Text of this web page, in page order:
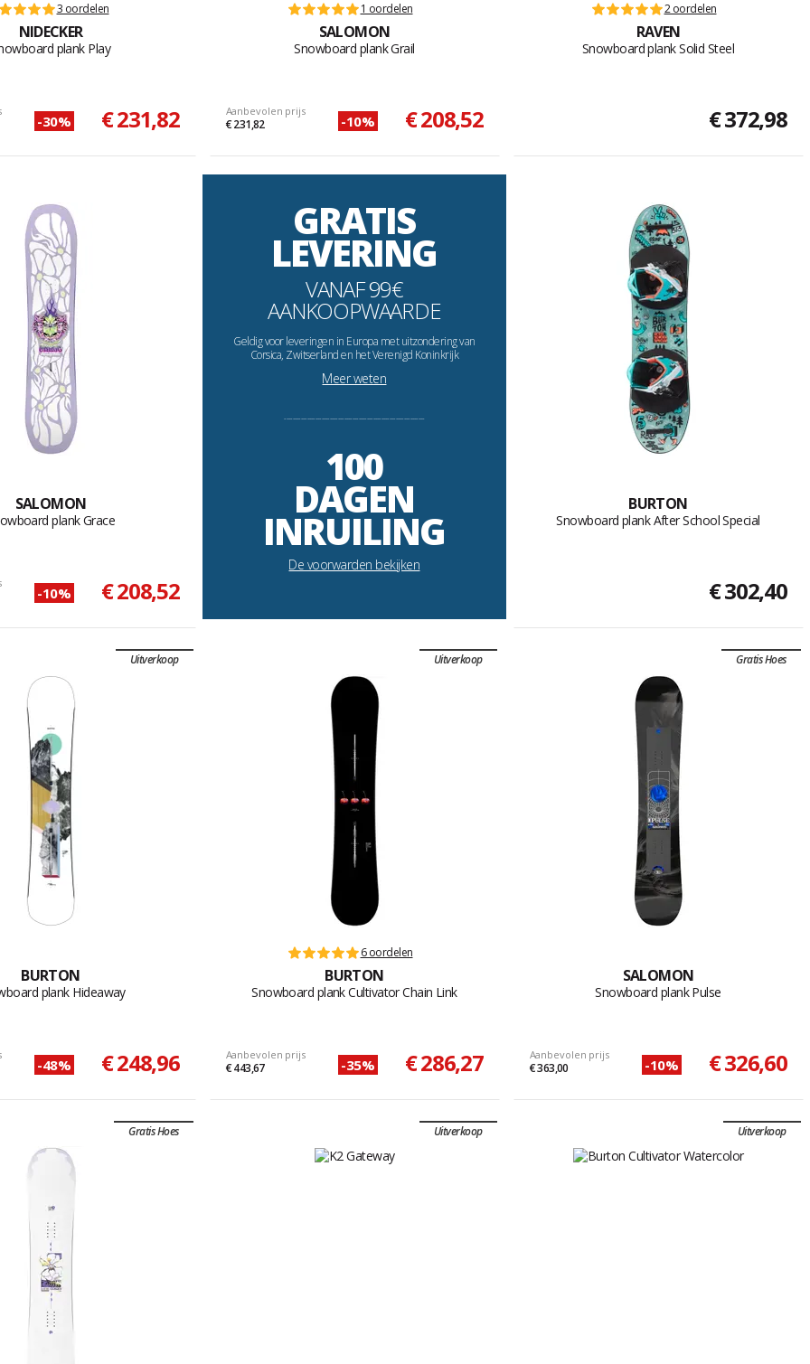
3 oordelen
NIDECKER
plank Play
-30% € 231,82
1 oordelen
SALOMON
Snowboard plank Grail
Aanbevolen prijs
€ 231,82 -10% € 208,52
2 oordelen
RAVEN
Snowboard plank Solid Steel
€ 372,98
SALOMON
plank Grace
-10% € 208,52
GRATIS
LEVERING
VANAF 99€
AANKOOPWAARDE
Geldig voor leveringen in Europa met uitzondering van
Corsica, Zwitserland en het Verenigd Koninkrijk
Meer weten
--------------------------------------------------------------------
100
DAGEN
INRUILING
De voorwarden bekijken
BURTON
Snowboard plank After School Special
€ 302,40
Uitverkoop
BURTON
plank Hideaway
-48% € 248,96
Uitverkoop
6 oordelen
BURTON
Snowboard plank Cultivator Chain Link
Aanbevolen prijs
€ 443,67 -35% € 286,27
Gratis Hoes
SALOMON
Snowboard plank Pulse
Aanbevolen prijs
€ 363,00 -10% € 326,60
Gratis Hoes Uitverkoop Uitverkoop